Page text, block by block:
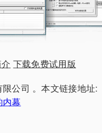
下载免费试用版
公司 。本文链接地址:
内幕